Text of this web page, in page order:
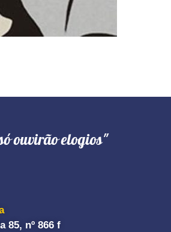
ouvirão elogios"
85, nº 866 f